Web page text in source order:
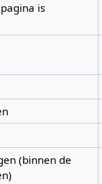
is
(binnen de